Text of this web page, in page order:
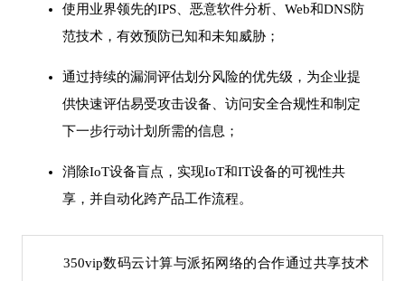
使用业界领先的IPS、恶意软件分析、Web和DNS防
范技术，有效预防已知和未知威胁；
通过持续的漏洞评估划分风险的优先级，为企业提
供快速评估易受攻击设备、访问安全合规性和制定
下一步行动计划所需的信息；
消除IoT设备盲点，实现IoT和IT设备的可视性共
享，并自动化跨产品工作流程。
350vip数码云计算与派拓网络的合作通过共享技术